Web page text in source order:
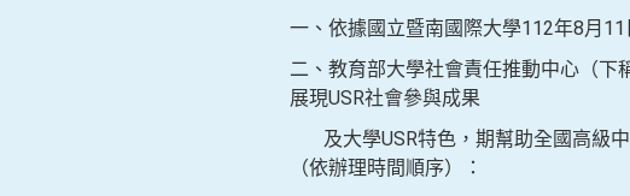
一、依據國立暨南國際大學112年8月
二、教育部大學社會責任推動中心（下
展現USR社會參與成果
及大學USR特色，期幫助全國高級中
（依辦理時間順序）：